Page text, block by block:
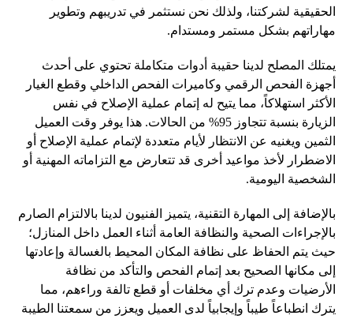
الحقيقية لشركتنا، ولذلك نحن نستثمر في تدريبهم وتطوير
مهاراتهم بشكل مستمر ومستدام.
يمتلك المصلح لدينا حقيبة أدوات متكاملة تحتوي على أحدث
أجهزة الفحص الرقمي وكاميرات الفحص الداخلي وقطع الغيار
الأكثر استهلاكاً، مما يتيح له إتمام عملية الإصلاح في نفس
الزيارة بنسبة تتجاوز 95% من الحالات. هذا يوفر وقت العميل
الثمين ويغنيه عن الانتظار لأيام متعددة لإتمام عملية الإصلاح أو
الاضطرار لأخذ مواعيد أخرى قد تتعارض مع التزاماته المهنية أو
الشخصية اليومية.
بالإضافة إلى المهارة التقنية، يتميز الفنيون لدينا بالالتزام الصارم
بالإجراءات الصحية والنظافة العامة أثناء العمل داخل المنازل؛
حيث يتم الحفاظ على نظافة المكان المحيط بالغسالة وإعادتها
إلى مكانها الصحيح بعد إتمام الفحص والتأكد من نظافة
الأرضيات وعدم ترك أي مخلفات أو قطع تالفة وراءهم، مما
يترك انطباعاً طيباً وإيجابياً لدى العميل ويعزز من سمعتنا الطيبة